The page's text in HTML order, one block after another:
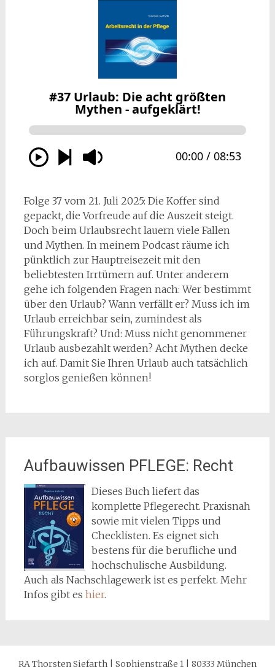
Folge 37 vom 21. Juli 2025: Die Koffer sind
gepackt, die Vorfreude auf die Auszeit steigt.
Doch beim Urlaubsrecht lauern viele Fallen
und Mythen. In meinem Podcast räume ich
pünktlich zur Hauptreisezeit mit den
beliebtesten Irrtümern auf. Unter anderem
gehe ich folgenden Fragen nach: Wer bestimmt
über den Urlaub? Wann verfällt er? Muss ich im
Urlaub erreichbar sein, zumindest als
Führungskraft? Und: Muss nicht genommener
Urlaub ausbezahlt werden? Acht Mythen decke
ich auf. Damit Sie Ihren Urlaub auch tatsächlich
sorglos genießen können!
Aufbauwissen PFLEGE: Recht
Dieses Buch liefert das
komplette Pflegerecht. Praxisnah
sowie mit vielen Tipps und
Checklisten. Es eignet sich
bestens für die berufliche und
hochschulische Ausbildung.
Auch als Nachschlagewerk ist es perfekt. Mehr
Infos gibt es hier.
RA Thorsten Siefarth | Sophienstraße 1 | 80333 München